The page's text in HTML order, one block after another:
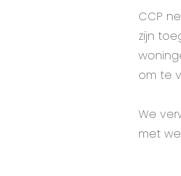
CCP
zijn
om te
We
met